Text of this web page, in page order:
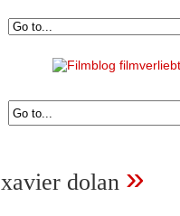
xavier dolan »